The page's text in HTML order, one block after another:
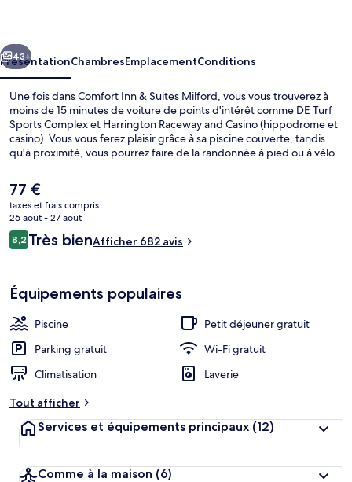
Milford
Suivant
43+
PrésentationChambresEmplacementConditions
Une fois dans Comfort Inn & Suites Milford, vous vous trouverez à
moins de 15 minutes de voiture de points d'intérêt comme DE Turf
Sports Complex et Harrington Raceway and Casino (hippodrome et
casino). Vous vous ferez plaisir grâce à sa piscine couverte, tandis
qu'à proximité, vous pourrez faire de la randonnée à pied ou à vélo
Le
prix
actuel
est
de
77 €
taxes et frais compris
26 août - 27 août
Avis
voyageurs
8,28,2 sur 10
Très bienAfficher 682 avis
Équipements populaires
Piscine
Petit déjeuner gratuit
Parking gratuit
Wi-Fi gratuit
Climatisation
Laverie
Tout afficher
Services et équipements principaux (12)
Comme à la maison (6)